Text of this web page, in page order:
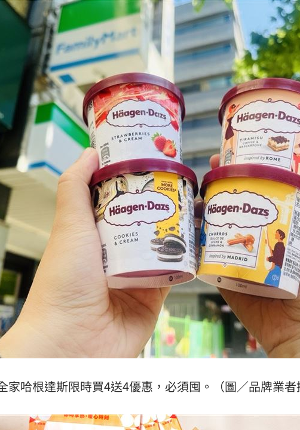
親生 李翊君露面回應 16:49
20:31
15:27
上直播 18:00
果美蕃茄醬創無限可能 12:00
父親節送會拉筋的按摩椅 爸爸「筋歡喜」 18:00
挑選保健食品要注意 13:00
國際官方品牌齊聚 11:00
上的生命覺醒！ 11:00
哈根達斯限時買4送4優惠，必須囤。（圖／品牌業者